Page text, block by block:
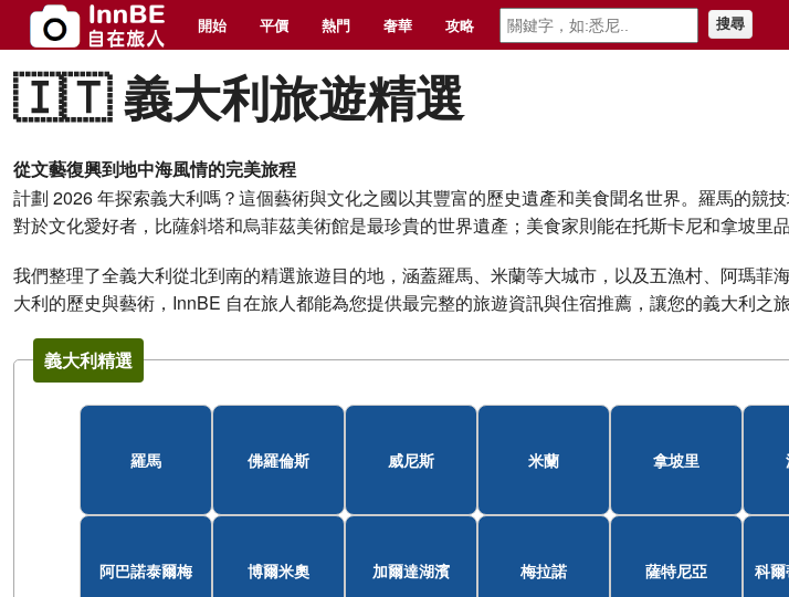
開始 平價 熱門 奢華 攻略 搜尋
🇮🇹 義大利旅遊精選
從文藝復興到地中海風情的完美旅程
計劃 2026 年探索義大利嗎？這個藝術與文化之國以其豐富的歷史遺產和美食聞名世界。羅馬的競
對於文化愛好者，比薩斜塔和烏菲茲美術館是最珍貴的世界遺產；美食家則能在托斯卡尼和拿坡里
我們整理了全義大利從北到南的精選旅遊目的地，涵蓋羅馬、米蘭等大城市，以及五漁村、阿瑪
大利的歷史與藝術，InnBE 自在旅人都能為您提供最完整的旅遊資訊與住宿推薦，讓您的義大利之旅
義大利精選
羅馬 佛羅倫斯 威尼斯 米蘭 拿坡里
阿巴諾泰爾梅 博爾米奧 加爾達湖濱 梅拉諾 薩特尼亞 科